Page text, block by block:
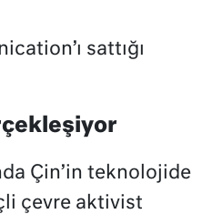
sattığı
Çin’in teknolojide
çevre aktivist